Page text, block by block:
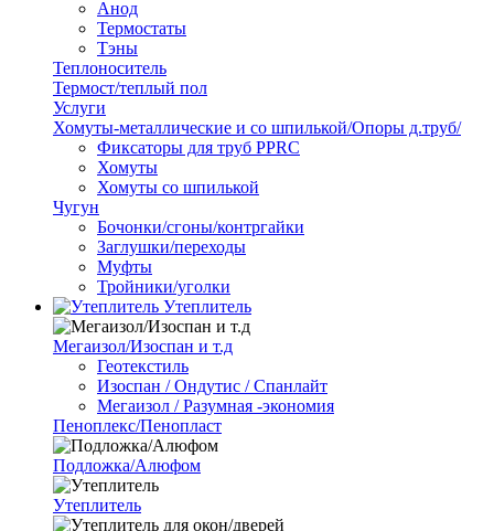
Анод
Термостаты
Тэны
Теплоноситель
Термост/теплый пол
Услуги
Хомуты-металлические и со шпилькой/Опоры д.труб/
Фиксаторы для труб PPRC
Хомуты
Хомуты со шпилькой
Чугун
Бочонки/сгоны/контргайки
Заглушки/переходы
Муфты
Тройники/уголки
Утеплитель
Мегаизол/Изоспан и т.д
Геотекстиль
Изоспан / Ондутис / Спанлайт
Мегаизол / Разумная -экономия
Пеноплекс/Пенопласт
Подложка/Алюфом
Утеплитель